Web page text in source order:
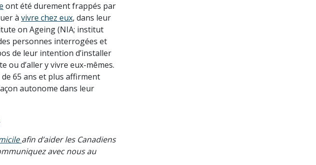
ont été durement frappés par
à vivre chez eux, dans leur
on Ageing (NIA; institut
personnes interrogées et
de leur intention d’installer
ou d’aller y vivre eux-mêmes.
de 65 ans et plus affirment
autonome dans leur
afin d’aider les Canadiens
avec nous au